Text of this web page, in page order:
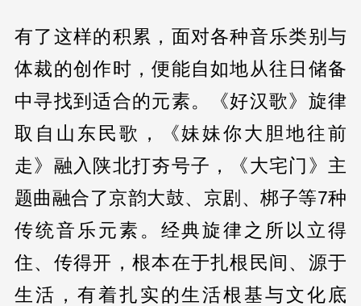
有了这样的积累，面对各种音乐类别与
体裁的创作时，便能自如地从往日储备
中寻找到适合的元素。《好汉歌》旋律
取自山东民歌，《妹妹你大胆地往前
走》融入陕北打夯号子，《大宅门》主
题曲融合了京韵大鼓、京剧、梆子等7种
传统音乐元素。经典旋律之所以立得
住、传得开，根本在于扎根民间、源于
生活，有着扎实的生活根基与文化底